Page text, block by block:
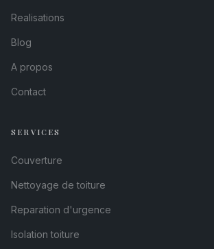
Realisations
Blog
A propos
Contact
SERVICES
Couverture
Nettoyage de toiture
Reparation d'urgence
Isolation toiture